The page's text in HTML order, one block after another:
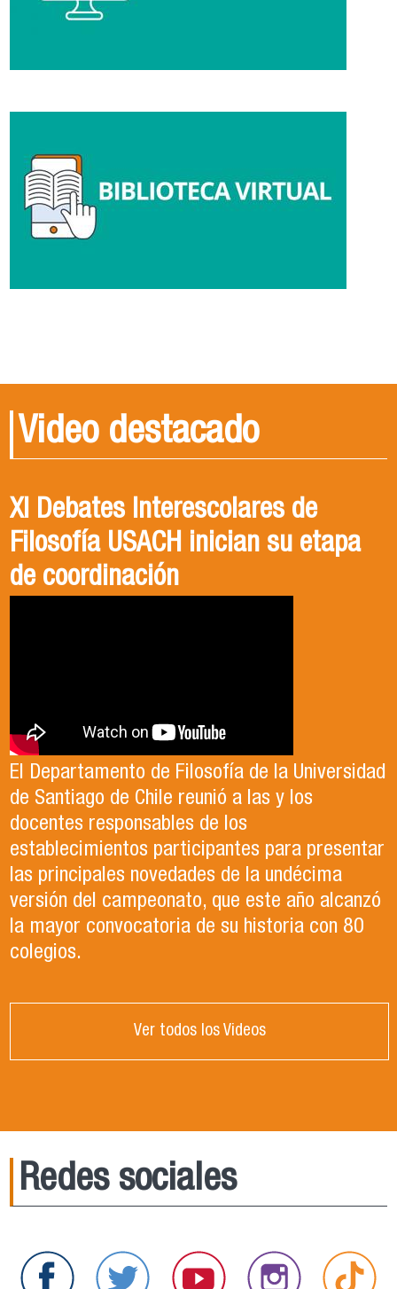
Video destacado
XI Debates Interescolares de
Filosofía USACH inician su etapa
de coordinación
El Departamento de Filosofía de la Universidad
de Santiago de Chile reunió a las y los
docentes responsables de los
establecimientos participantes para presentar
las principales novedades de la undécima
versión del campeonato, que este año alcanzó
la mayor convocatoria de su historia con 80
colegios.
Ver todos los Videos
Redes sociales